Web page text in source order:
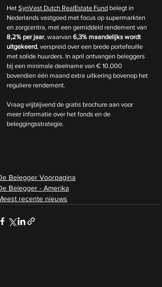
Het SynVest Dutch RealEstate Fund belegt in
Nederlands vastgoed met focus op supermarkten
en zorgcentra, met een gemiddeld rendement van
8,2% per jaar, waarvan 6,3% maandelijks wordt
uitgekeerd, verspreid over een brede portefeuille
met solide huurders. In april ontvangen beleggers
bij een minimale deelname van € 10.000
bovendien één maand extra uitkering bovenop het
reguliere rendement.
Vraag vrijblijvend de gratis brochure aan voor
meer informatie over het fonds en de
beleggingsstrategie.
Belegger Voorpagina
Belegger - Amerika
recente nieuws